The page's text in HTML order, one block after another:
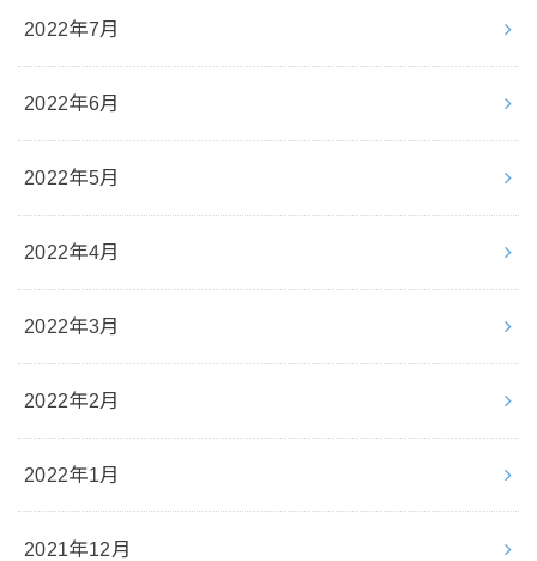
2022年7月
2022年6月
2022年5月
2022年4月
2022年3月
2022年2月
2022年1月
2021年12月